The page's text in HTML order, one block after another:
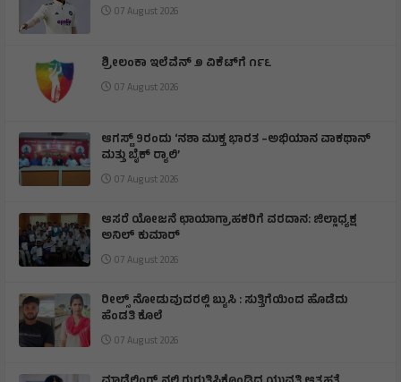
07 August 2026
ಶ್ರೀಲಂಕಾ ಇಲೆವೆನ್ ೨ ವಿಕೆಟ್‌ಗೆ ೧೯೬
07 August 2026
ಆಗಸ್ಟ್ 9ರಂದು ‘ನಶಾ ಮುಕ್ತ ಭಾರತ –ಅಭಿಯಾನ ವಾಕಥಾನ್
ಮತ್ತು ಬೈಕ್ ರ‍್ಯಾಲಿ’
07 August 2026
ಆಸರೆ ಯೋಜನೆ ಛಾಯಾಗ್ರಾಹಕರಿಗೆ ವರದಾನ: ಜಿಲ್ಲಾಧ್ಯಕ್ಷ
ಅನಿಲ್ ಕುಮಾರ್
07 August 2026
ರೀಲ್ಸ್ ನೋಡುವುದರಲ್ಲಿ ಬ್ಯುಸಿ : ಸುತ್ತಿಗೆಯಿಂದ ಹೊಡೆದು
ಹೆಂಡತಿ ಕೊಲೆ
07 August 2026